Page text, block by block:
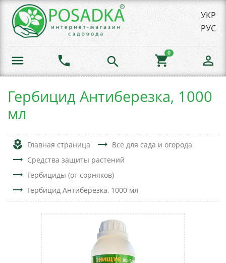
УКР
РУС
menu phone search shopping_cart
0
person_outline
Гербицид Антиберезка, 1000
мл
local_florist Главная страница trending_flat Все для сада и огорода
trending_flat Средства защиты растений
trending_flat Гербициды (от сорняков)
trending_flat Гербицид Антиберезка, 1000 мл